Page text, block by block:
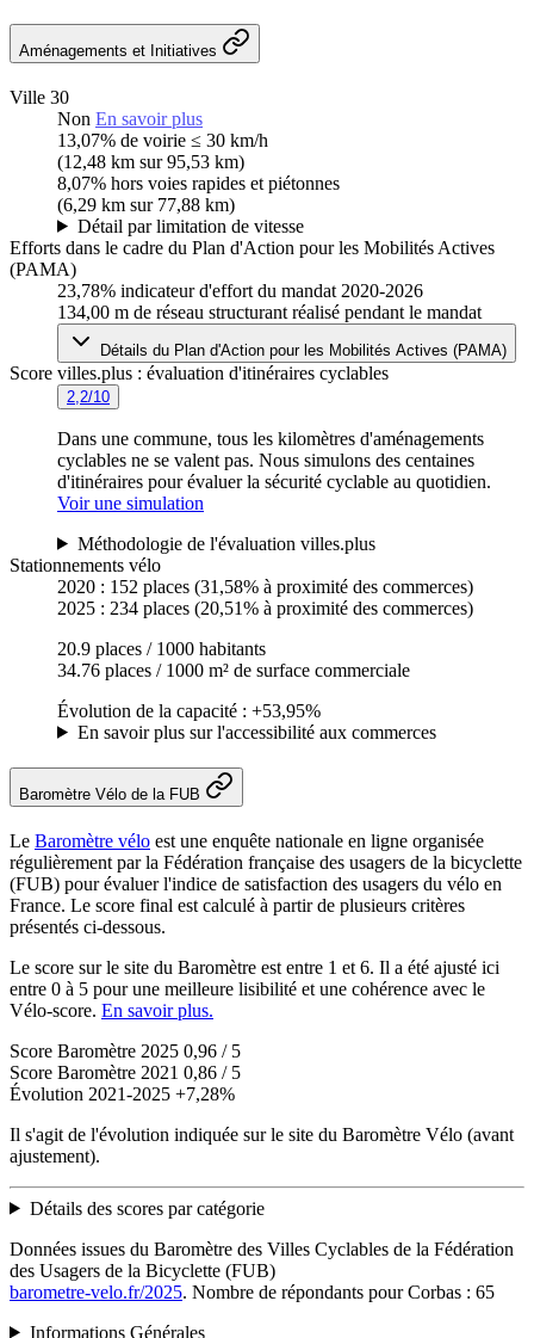
Aménagements et Initiatives
Ville 30
Non En savoir plus
13,07% de voirie ≤ 30 km/h
(12,48 km sur 95,53 km)
8,07% hors voies rapides et piétonnes
(6,29 km sur 77,88 km)
Détail par limitation de vitesse
Efforts dans le cadre du Plan d'Action pour les Mobilités Actives
(PAMA)
23,78% indicateur d'effort du mandat 2020-2026
134,00 m de réseau structurant réalisé pendant le mandat
Détails du Plan d'Action pour les Mobilités Actives (PAMA)
Score villes.plus : évaluation d'itinéraires cyclables
2,2/10
Dans une commune, tous les kilomètres d'aménagements
cyclables ne se valent pas. Nous simulons des centaines
d'itinéraires pour évaluer la sécurité cyclable au quotidien.
Voir une simulation
Méthodologie de l'évaluation villes.plus
Stationnements vélo
2020 : 152 places (31,58% à proximité des commerces)
2025 : 234 places (20,51% à proximité des commerces)
20.9 places / 1000 habitants
34.76 places / 1000 m² de surface commerciale
Évolution de la capacité : +53,95%
En savoir plus sur l'accessibilité aux commerces
Baromètre Vélo de la FUB
Le Baromètre vélo est une enquête nationale en ligne organisée
régulièrement par la Fédération française des usagers de la bicyclette
(FUB) pour évaluer l'indice de satisfaction des usagers du vélo en
France. Le score final est calculé à partir de plusieurs critères
présentés ci-dessous.
Le score sur le site du Baromètre est entre 1 et 6. Il a été ajusté ici
entre 0 à 5 pour une meilleure lisibilité et une cohérence avec le
Vélo-score. En savoir plus.
Score Baromètre 2025 0,96 / 5
Score Baromètre 2021 0,86 / 5
Évolution 2021-2025 +7,28%
Il s'agit de l'évolution indiquée sur le site du Baromètre Vélo (avant
ajustement).
Détails des scores par catégorie
Données issues du Baromètre des Villes Cyclables de la Fédération
des Usagers de la Bicyclette (FUB)
barometre-velo.fr/2025. Nombre de répondants pour Corbas : 65
Informations Générales